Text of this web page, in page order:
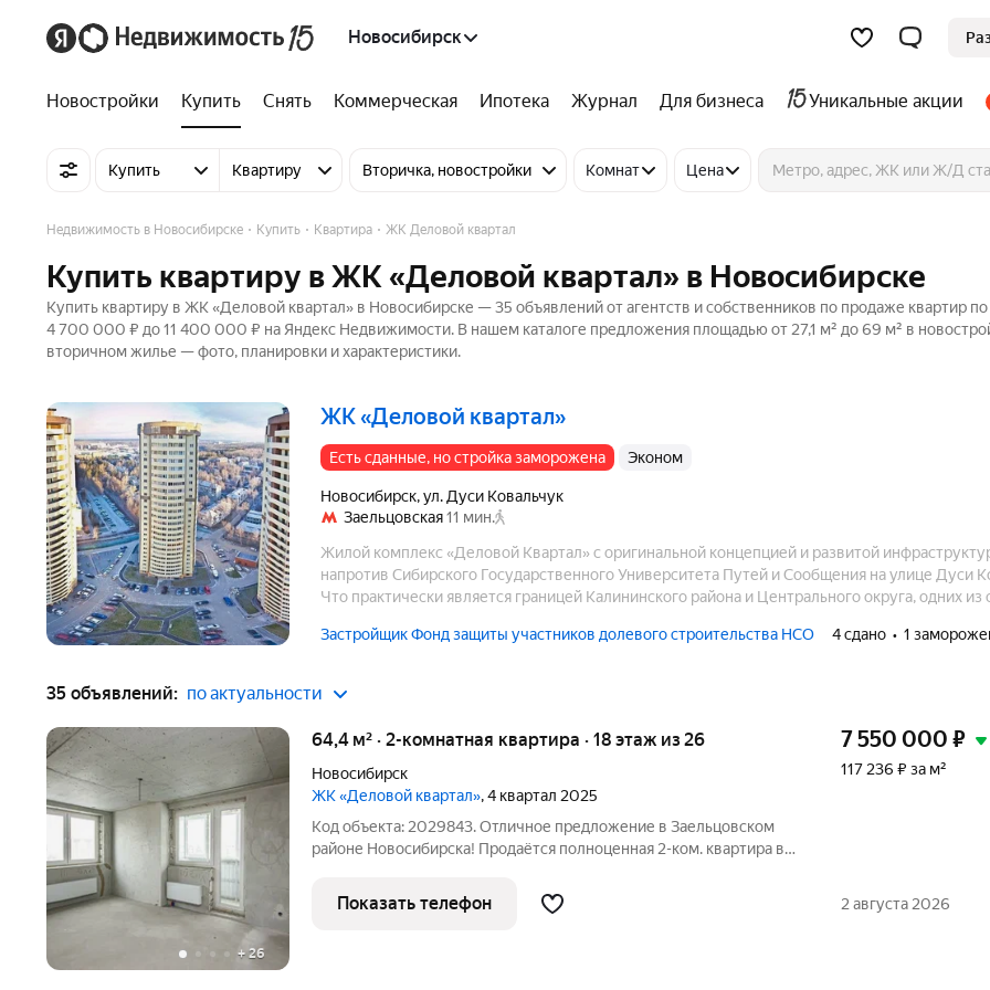
Новосибирск
Новостройки Купить Снять Коммерческая Ипотека Журнал Для бизнеса Уникальные акции
Купить Квартиру Вторичка, новостройки Комнат Цена
Недвижимость в Новосибирске Купить Квартира ЖК Деловой квартал
Купить квартиру в ЖК «Деловой квартал» в Новосибирске
Купить квартиру в ЖК «Деловой квартал» в Новосибирске — 35 объявлений от агентств и собственников по продаже квартир
4 700 000 ₽ до 11 400 000 ₽ на Яндекс Недвижимости. В нашем каталоге предложения площадью от 27,1 м² до 69 м² в
вторичном жилье — фото, планировки и характеристики.
ЖК «Деловой квартал»
Есть сданные, но стройка заморожена эконом
Заельцовская11 мин.
Новосибирск,ул. Дуси Ковальчук
Жилой комплекс «Деловой Квартал» с оригинальной концепцией и развитой инфраструктурой
напротив Сибирского Государственного Университета Путей и Сообщения на улице Дуси
Что практически является границей Калининского района и Центрального округа, одних из
Застройщик Фонд защиты участников долевого строительства НСО
4 сдано 1
35 объявлений: по актуальности
+ 26
64,4 м² · 2-комнатная квартира · 18 этаж из 26
Новосибирск
ЖК «Деловой квартал», 4 квартал 2025
Код объекта: 2029843. Отличное предложение в Заельцовском
районе Новосибирска! Продаётся полноценная 2-ком. квартира в
инфраструктурой, до метро Заельцовская 13 мин пешком.
Квартира расположена
7 550 000 ₽
117 236 ₽ за м²
Показать телефон 2 августа 2026